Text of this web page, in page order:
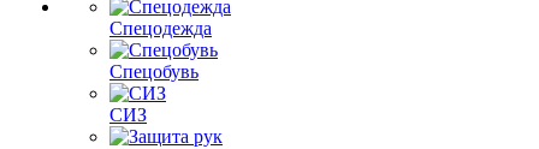
Спецодежда
Спецобувь
СИЗ